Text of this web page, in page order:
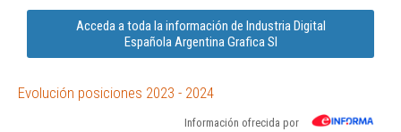
Acceda a toda la información de Industria Digital
Española Argentina Grafica Sl
Evolución posiciones 2023 - 2024
Información ofrecida por